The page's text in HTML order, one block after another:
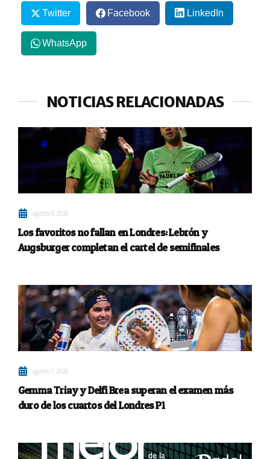
Twitter Facebook LinkedIn
WhatsApp
NOTICIAS RELACIONADAS
agosto 8, 2026
Los favoritos no fallan en Londres: Lebrón y
Augsburger completan el cartel de semifinales
agosto 7, 2026
Gemma Triay y Delfi Brea superan el examen más
duro de los cuartos del Londres P1